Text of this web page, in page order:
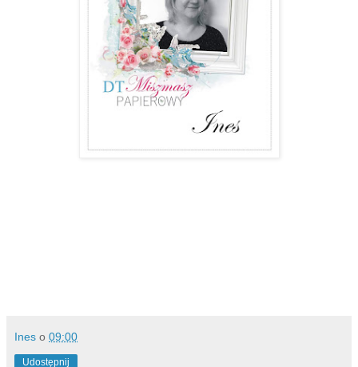
Ines o 09:00
Udostępnij